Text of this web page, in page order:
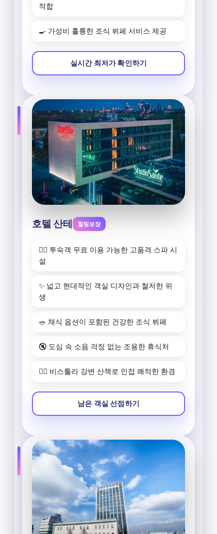
적합
🍳 가성비 훌륭한 조식 뷔페 서비스 제공
실시간 최저가 확인하기
호텔 산테 힐링보장
🧖‍♀️ 투숙객 무료 이용 가능한 고품격 스파 시
설
✨ 넓고 현대적인 객실 디자인과 철저한 위
생
🥗 채식 옵션이 포함된 건강한 조식 뷔페
🔇 도심 속 소음 걱정 없는 조용한 휴식처
🚶‍♂️ 비스툴라 강변 산책로 인접 쾌적한 환경
남은 객실 선점하기